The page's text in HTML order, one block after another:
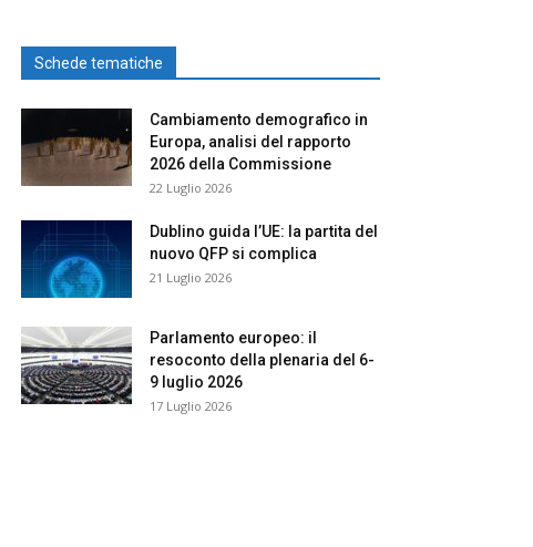
Schede tematiche
Cambiamento demografico in
Europa, analisi del rapporto
2026 della Commissione
22 Luglio 2026
Dublino guida l’UE: la partita del
nuovo QFP si complica
21 Luglio 2026
Parlamento europeo: il
resoconto della plenaria del 6-
9 luglio 2026
17 Luglio 2026